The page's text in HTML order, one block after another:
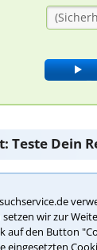
wir zur
auf den Button
eingesetzten
Teste Dein
in